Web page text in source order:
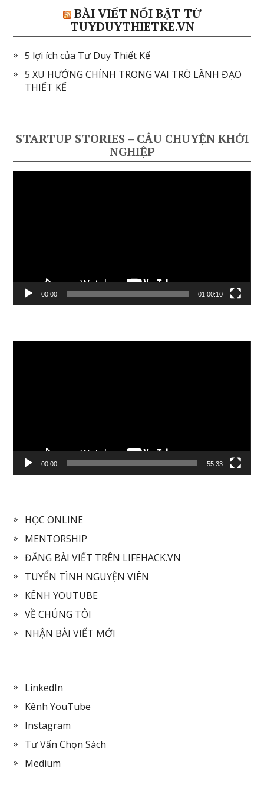
BÀI VIẾT NỔI BẬT TỪ
TUYDUYTHIETKE.VN
5 lợi ích của Tư Duy Thiết Kế
5 XU HƯỚNG CHÍNH TRONG VAI TRÒ LÃNH ĐẠO
THIẾT KẾ
STARTUP STORIES – CÂU CHUYỆN KHỞI
NGHIỆP
00:00 01:00:10
00:00 55:33
HỌC ONLINE
MENTORSHIP
ĐĂNG BÀI VIẾT TRÊN LIFEHACK.VN
TUYỂN TÌNH NGUYỆN VIÊN
KÊNH YOUTUBE
VỀ CHÚNG TÔI
NHẬN BÀI VIẾT MỚI
LinkedIn
Kênh YouTube
Instagram
Tư Vấn Chọn Sách
Medium